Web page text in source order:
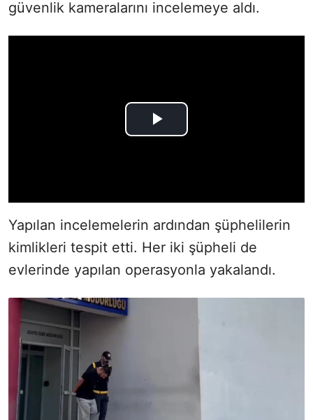
güvenlik kameralarını incelemeye aldı.
Yapılan incelemelerin ardından şüphelilerin
kimlikleri tespit etti. Her iki şüpheli de
evlerinde yapılan operasyonla yakalandı.